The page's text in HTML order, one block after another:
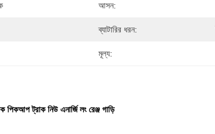
আসন:
ব্যাটারির ধরন:
মূল্য:
পিকআপ ট্রাক নিউ এনার্জি লং রেঞ্জ গাড়ি